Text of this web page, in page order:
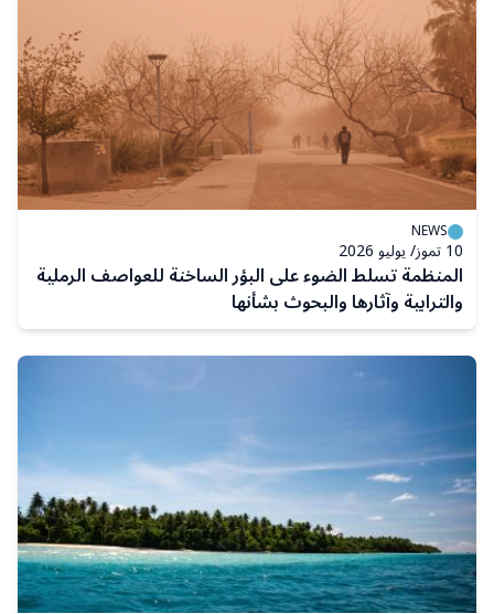
NEWS
10 تموز/ يوليو 2026
المنظمة تسلط الضوء على البؤر الساخنة للعواصف الرملية
والترابية وآثارها والبحوث بشأنها